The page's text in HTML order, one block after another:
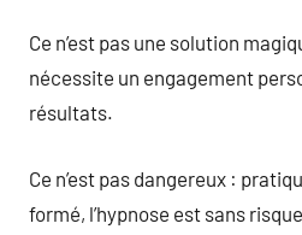
Ce n’est pas une solution
nécessite un engagement
résultats.
Ce n’est pas dangereux :
formé, l’hypnose est sans